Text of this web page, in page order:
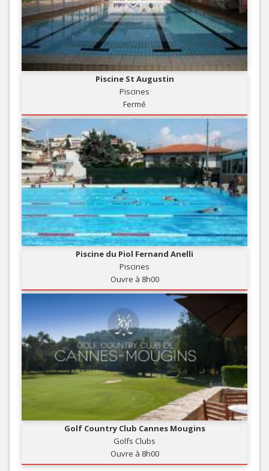
Piscine St Augustin
Piscines
Fermé
Piscine du Piol Fernand Anelli
Piscines
Ouvre à 8h00
Golf Country Club Cannes Mougins
Golfs Clubs
Ouvre à 8h00